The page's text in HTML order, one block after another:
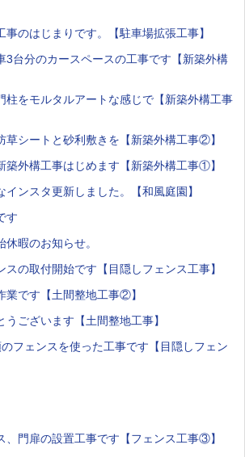
のはじまりです。【駐車場拡張工事】
3台分のカースペースの工事です【新築外構
柱をモルタルアートな感じで【新築外構工事
草シートと砂利敷きを【新築外構工事②】
築外構工事はじめます【新築外構工事①】
ンスタ更新しました。【和風庭園】
す
暇のお知らせ。
の取付開始です【目隠しフェンス工事】
業です【土間整地工事②】
ございます【土間整地工事】
フェンスを使った工事です【目隠しフェン
、門扉の設置工事です【フェンス工事③】